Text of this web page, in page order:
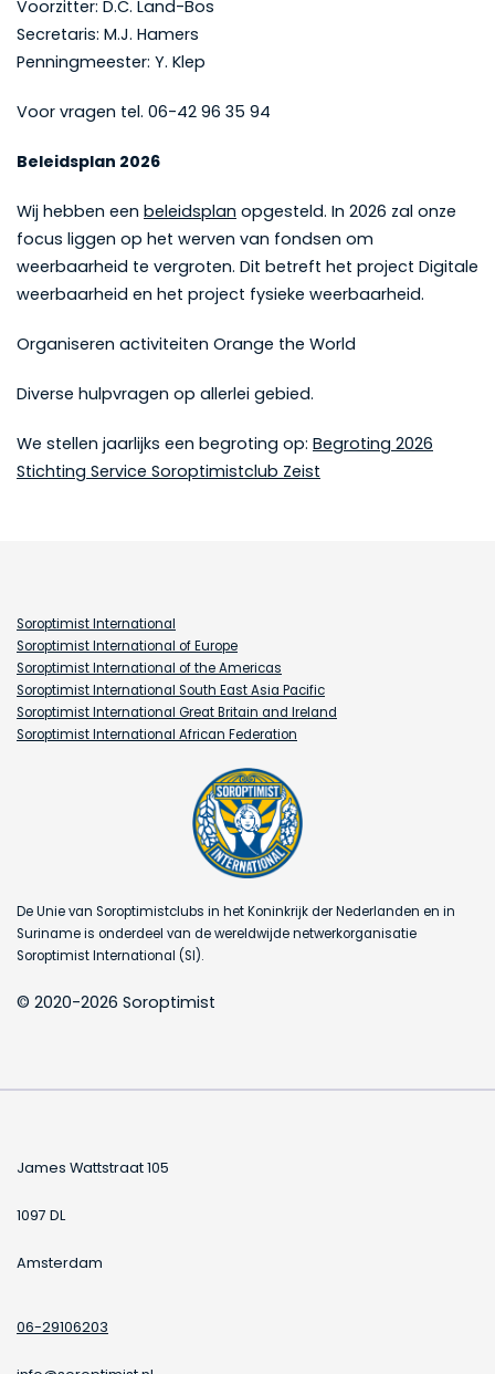
Voorzitter: D.C. Land-Bos
Secretaris: M.J. Hamers
Penningmeester: Y. Klep
Voor vragen tel. 06-42 96 35 94
Beleidsplan 2026
Wij hebben een beleidsplan opgesteld. In 2026 zal onze
focus liggen op het werven van fondsen om
weerbaarheid te vergroten. Dit betreft het project Digitale
weerbaarheid en het project fysieke weerbaarheid.
Organiseren activiteiten Orange the World
Diverse hulpvragen op allerlei gebied.
We stellen jaarlijks een begroting op: Begroting 2026
Stichting Service Soroptimistclub Zeist
Soroptimist International
Soroptimist International of Europe
Soroptimist International of the Americas
Soroptimist International South East Asia Pacific
Soroptimist International Great Britain and Ireland
Soroptimist International African Federation
De Unie van Soroptimistclubs in het Koninkrijk der Nederlanden en in
Suriname is onderdeel van de wereldwijde netwerkorganisatie
Soroptimist International (SI).
© 2020-2026 Soroptimist
James Wattstraat 105
1097 DL
Amsterdam
06-29106203